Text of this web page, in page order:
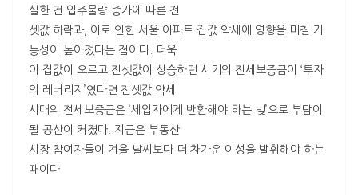
실한 건 입주물량 증가에 따른 전
셋값 하락과, 이로 인한 서울 아파트 집값 약세에 영향을 미칠 가
능성이 높아졌다는 점이다. 더욱
이 집값이 오르고 전셋값이 상승하던 시기의 전세보증금이 ‘투자
의 레버리지’였다면 전셋값 약세
시대의 전세보증금은 ‘세입자에게 반환해야 하는 빚’으로 부담이
될 공산이 커졌다. 지금은 부동산
시장 참여자들이 겨울 날씨보다 더 차가운 이성을 발휘해야 하는
때이다